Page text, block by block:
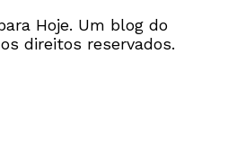
Hoje. Um blog do
direitos reservados.